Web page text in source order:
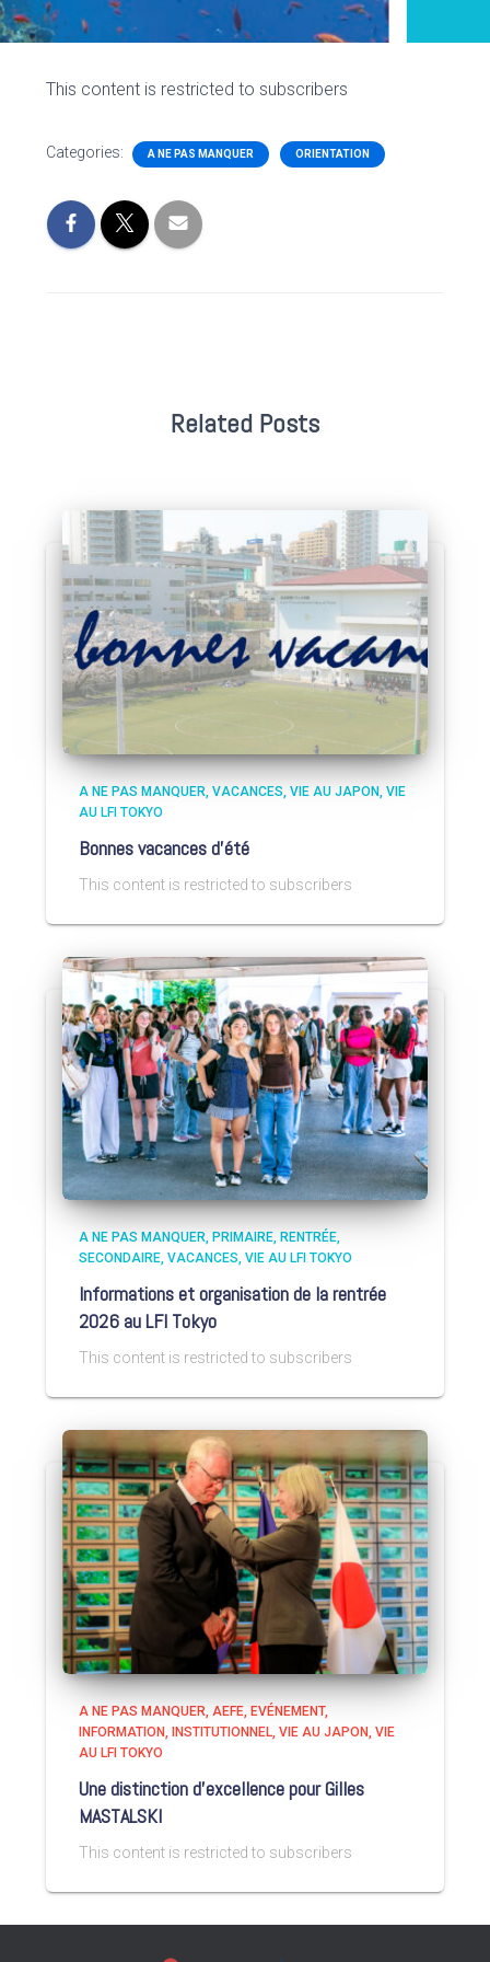
This content is restricted to subscribers
Categories: A NE PAS MANQUER ORIENTATION
Related Posts
A NE PAS MANQUER VACANCES VIE AU JAPON VIE
AU LFI TOKYO
Bonnes vacances d’été
This content is restricted to subscribers
A NE PAS MANQUER PRIMAIRE RENTRÉE
SECONDAIRE VACANCES VIE AU LFI TOKYO
Informations et organisation de la rentrée
2026 au LFI Tokyo
This content is restricted to subscribers
A NE PAS MANQUER AEFE EVÉNEMENT
INFORMATION
INSTITUTIONNEL VIE AU JAPON VIE
AU LFI TOKYO
Une distinction d’excellence pour Gilles
MASTALSKI
This content is restricted to subscribers